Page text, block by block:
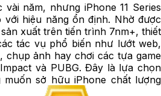
năm, nhưng iPhone 11 Series
hiệu năng ổn định. Nhờ được
xuất trên tiến trình 7nm+, thiết
tác vụ phổ biến như lướt web,
chụp ảnh hay chơi các tựa game
và PUBG. Đây là lựa chọn
sở hữu iPhone chất lượng